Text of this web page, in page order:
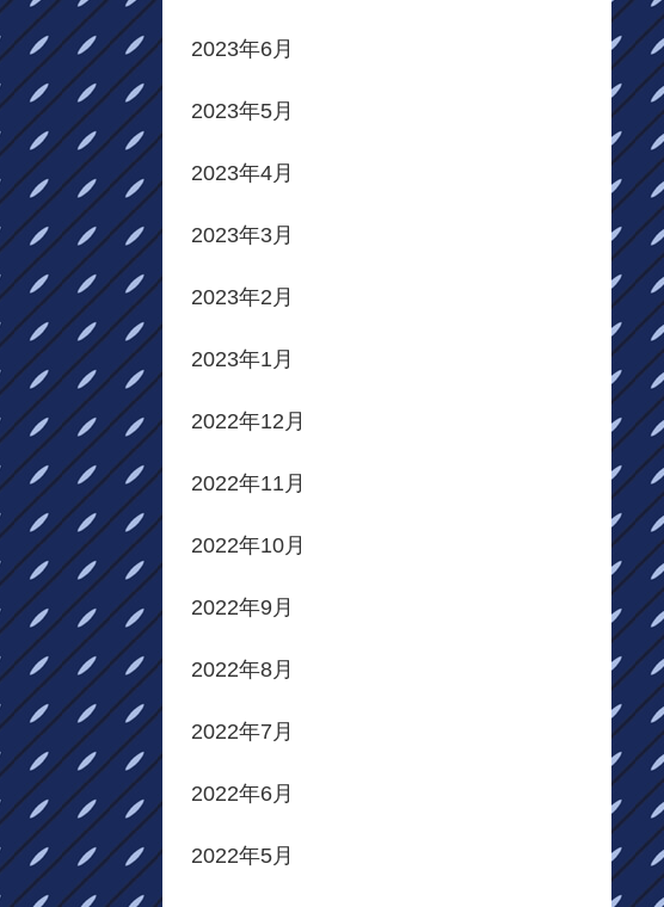
2023年6月
2023年5月
2023年4月
2023年3月
2023年2月
2023年1月
2022年12月
2022年11月
2022年10月
2022年9月
2022年8月
2022年7月
2022年6月
2022年5月